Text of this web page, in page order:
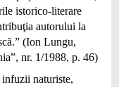
istorico-literare
autorului la
(Ion Lungu,
nr. 1/1988, p. 46)
naturiste,